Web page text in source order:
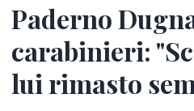
Paderno
carabinieri:
lui rimasto